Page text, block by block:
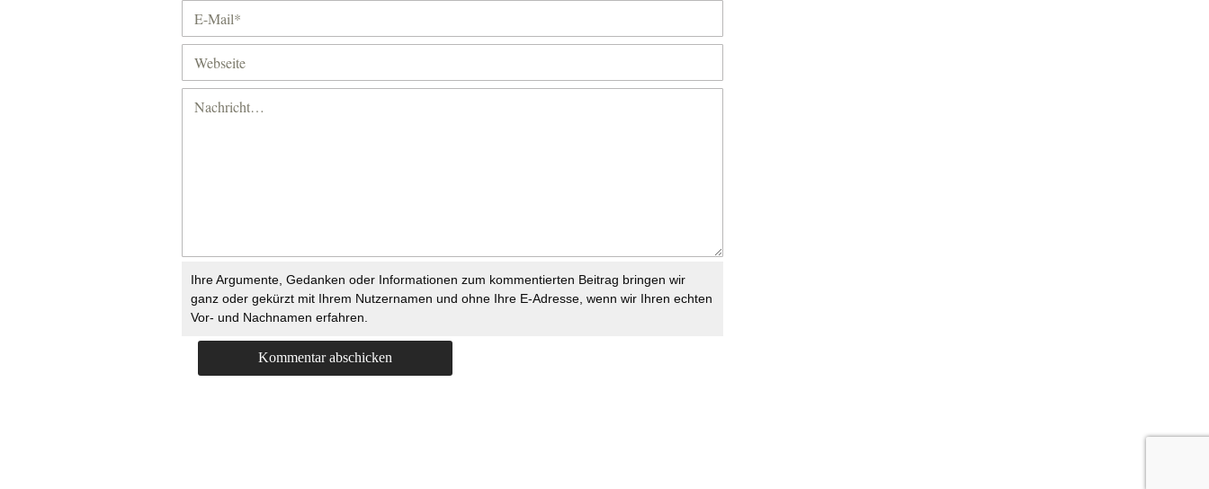
Ihre Argumente, Gedanken oder Informationen zum kommentierten Beitrag bringen wir
ganz oder gekürzt mit Ihrem Nutzernamen und ohne Ihre E-Adresse, wenn wir Ihren echten
Vor- und Nachnamen erfahren.